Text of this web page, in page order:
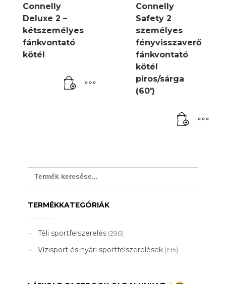
Connelly
Deluxe 2 –
kétszemélyes
fánkvontató
kötél
Connelly
Safety 2
személyes
fényvisszaverő
fánkvontató
kötél
piros/sárga
(60′)
Search
for:
TERMÉKKATEGÓRIÁK
Téli sportfelszerelés (296)
Vízisport és nyári sportfelszerelések (195)